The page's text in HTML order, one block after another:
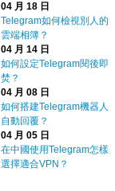
04 月 18 日
Telegram如何檢視別人的
雲端相簿？
04 月 14 日
如何設定Telegram閱後即
焚？
04 月 08 日
如何搭建Telegram機器人
自動回覆？
04 月 05 日
在中國使用Telegram怎樣
選擇適合VPN？